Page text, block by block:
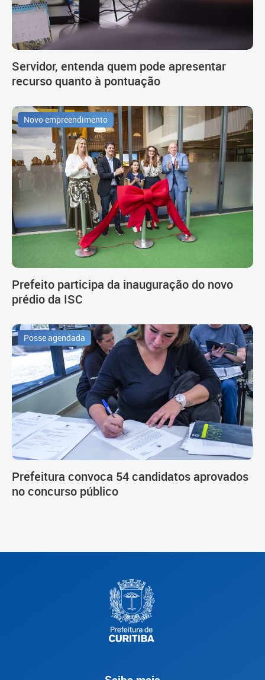
Servidor, entenda quem pode apresentar
recurso quanto à pontuação
Novo empreendimento
Prefeito participa da inauguração do novo
prédio da ISC
Posse agendada
Prefeitura convoca 54 candidatos aprovados
no concurso público